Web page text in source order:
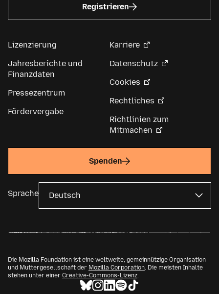
Registrieren
Lizenzierung
Jahresberichte und
Finanzdaten
Pressezentrum
Fördervergabe
Karriere
Datenschutz
Cookies
Rechtliches
Richtlinien zum
Mitmachen
Spenden
Sprache
Die Mozilla Foundation ist eine weltweite, gemeinnützige Organisation
und Muttergesellschaft der Mozilla Corporation. Die meisten Inhalte
stehen unter einer Creative-Commons-Lizenz.